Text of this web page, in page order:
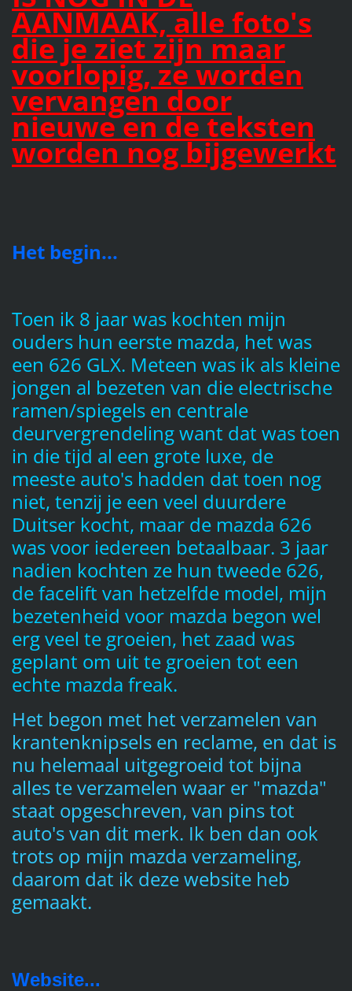
AANMAAK, alle foto's
die je ziet zijn maar
voorlopig, ze worden
vervangen door
nieuwe en de teksten
worden nog bijgewerkt
Het begin...
Toen ik 8 jaar was kochten mijn
ouders hun eerste mazda, het was
een 626 GLX. Meteen was ik als kleine
jongen al bezeten van die electrische
ramen/spiegels en centrale
deurvergrendeling want dat was toen
in die tijd al een grote luxe, de
meeste auto's hadden dat toen nog
niet, tenzij je een veel duurdere
Duitser kocht, maar de mazda 626
was voor iedereen betaalbaar. 3 jaar
nadien kochten ze hun tweede 626,
de facelift van hetzelfde model, mijn
bezetenheid voor mazda begon wel
erg veel te groeien, het zaad was
geplant om uit te groeien tot een
echte mazda freak.
Het begon met het verzamelen van
krantenknipsels en reclame, en dat is
nu helemaal uitgegroeid tot bijna
alles te verzamelen waar er "mazda"
staat opgeschreven, van pins tot
auto's van dit merk. Ik ben dan ook
trots op mijn mazda verzameling,
daarom dat ik deze website heb
gemaakt.
Website...